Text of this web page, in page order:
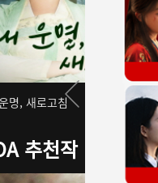
명, 새로고침
추천작